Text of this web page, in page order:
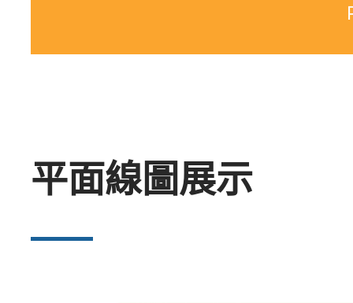
平面線圖展示